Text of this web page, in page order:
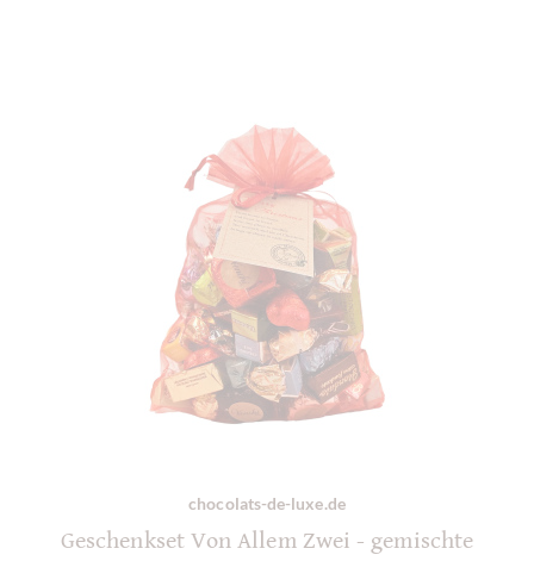
chocolats-de-luxe.de
Geschenkset Von Allem Zwei - gemischte